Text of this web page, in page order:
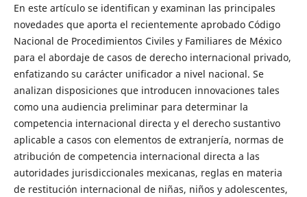
En este artículo se identifican y examinan las principales
novedades que aporta el recientemente aprobado Código
Nacional de Procedimientos Civiles y Familiares de México
para el abordaje de casos de derecho internacional privado,
enfatizando su carácter unificador a nivel nacional. Se
analizan disposiciones que introducen innovaciones tales
como una audiencia preliminar para determinar la
competencia internacional directa y el derecho sustantivo
aplicable a casos con elementos de extranjería, normas de
atribución de competencia internacional directa a las
autoridades jurisdiccionales mexicanas, reglas en materia
de restitución internacional de niñas, niños y adolescentes,